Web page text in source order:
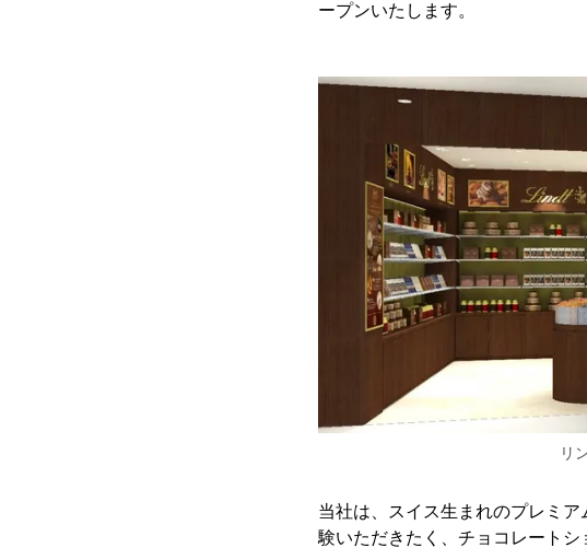
ープンいたします。
リ
当社は、スイス生まれのプレミ
験いただきたく、チョコレート